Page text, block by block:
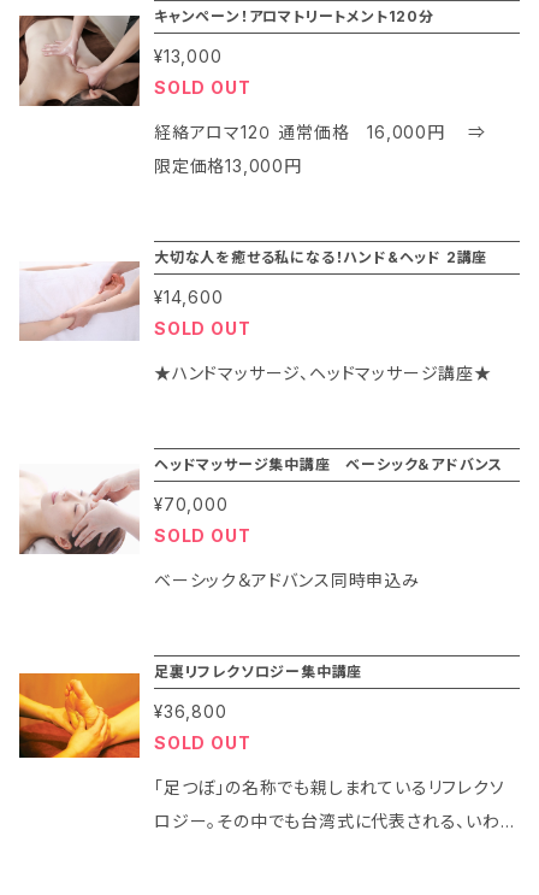
という方にオススメのコースです。。「上半身」「下
半身」「全身」の部位別を選んでいただき1日で習
得していただけます。終了すると、それぞれ30分
ほどの実践的な施術が出来るようになります。
（初心者～経験者まで）
キャンペーン！アロマトリートメント120分
¥13,000
SOLD OUT
経絡アロマ12０ 通常価格 16,000円 ⇒
限定価格13,000円
大切な人を癒せる私になる！ハンド&ヘッド 2講座
¥14,600
SOLD OUT
★ハンドマッサージ、ヘッドマッサージ講座★
ヘッドマッサージ集中講座 ベーシック＆アドバンス
¥70,000
SOLD OUT
ベーシック＆アドバンス同時申込み
足裏リフレクソロジー集中講座
¥36,800
SOLD OUT
「足つぼ」の名称でも親しまれているリフレクソ
ロジー。その中でも台湾式に代表される、いわゆ